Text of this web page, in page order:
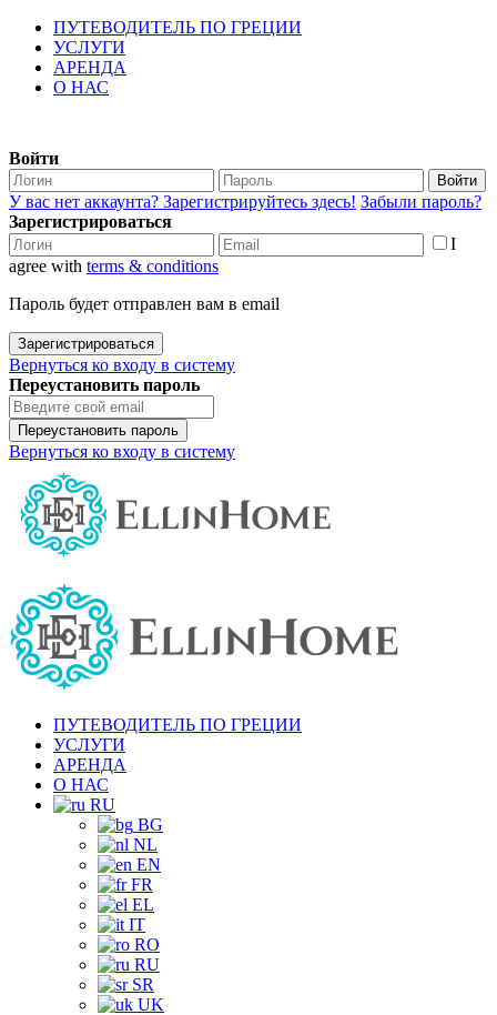
ПУТЕВОДИТЕЛЬ ПО ГРЕЦИИ
УСЛУГИ
АРЕНДА
О НАС
Войти
Войти
У вас нет аккаунта? Зарегистрируйтесь здесь! Забыли пароль?
Зарегистрироваться
I
agree with terms & conditions
Пароль будет отправлен вам в email
Зарегистрироваться
Вернуться ко входу в систему
Переустановить пароль
Переустановить пароль
Вернуться ко входу в систему
ПУТЕВОДИТЕЛЬ ПО ГРЕЦИИ
УСЛУГИ
АРЕНДА
О НАС
RU
BG
NL
EN
FR
EL
IT
RO
RU
SR
UK